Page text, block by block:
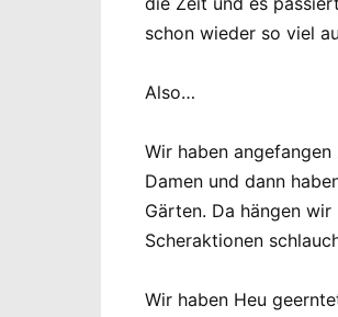
schon wieder so viel
Also…
Wir haben
Damen und dann
Gärten. Da hängen wir
Scheraktionen
Wir haben Heu